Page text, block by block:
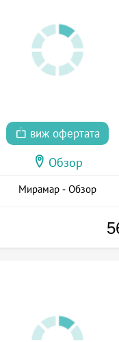
виж офертата
Обзор
Мирамар - Обзор